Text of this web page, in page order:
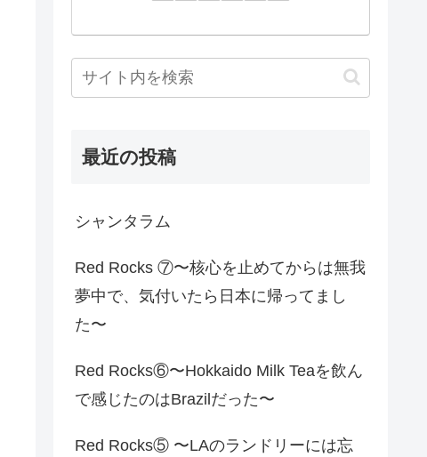
最近の投稿
シャンタラム
Red Rocks ⑦〜核心を止めてからは無我
夢中で、気付いたら日本に帰ってまし
た〜
Red Rocks⑥〜Hokkaido Milk Teaを飲ん
で感じたのはBrazilだった〜
Red Rocks⑤ 〜LAのランドリーには忘